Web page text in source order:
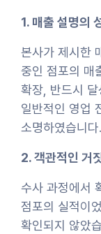
1. 매출 설명의
본사가 제시한
중인 점포의 매
확장, 반드시
일반적인 영업
소명하였습니다.
2. 객관적인 거
수사 과정에서
점포의 실적이
확인되지 않았